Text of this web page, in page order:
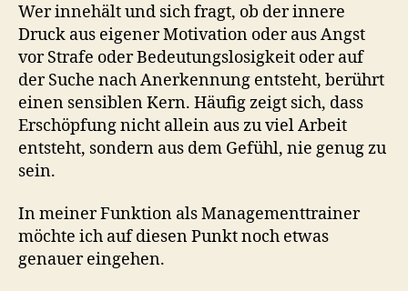
Wer innehält und sich fragt, ob der innere
Druck aus eigener Motivation oder aus Angst
vor Strafe oder Bedeutungslosigkeit oder auf
der Suche nach Anerkennung entsteht, berührt
einen sensiblen Kern. Häufig zeigt sich, dass
Erschöpfung nicht allein aus zu viel Arbeit
entsteht, sondern aus dem Gefühl, nie genug zu
sein.
In meiner Funktion als Managementtrainer
möchte ich auf diesen Punkt noch etwas
genauer eingehen.